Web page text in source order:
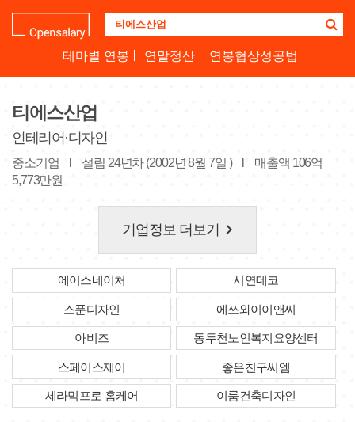
업
명
세
요
테마별 연봉 연말정산 연봉협상성공법
티에스산업
인테리어·디자인
중소기업 설립 24년차 (2002년 8월 7일 )
매출액 106억
5,773만원
기업정보 더보기 keyboard_arrow_right
에이스네이처 시연데코
스푼디자인 에쓰와이이앤씨
아비즈 동두천노인복지요양센터
스페이스제이 좋은친구씨엠
세라믹프로 홈케어 이룸건축디자인